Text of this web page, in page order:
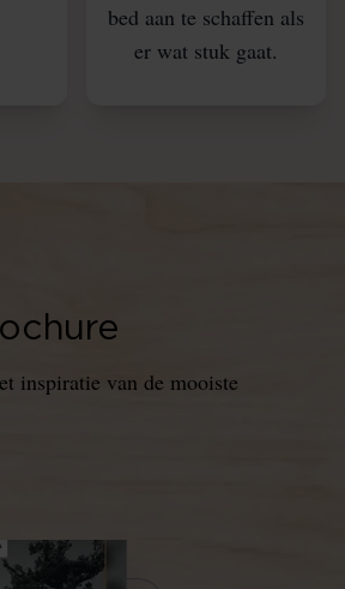
bed aan te schaffen als
er wat stuk gaat.
inspiratie van de mooiste